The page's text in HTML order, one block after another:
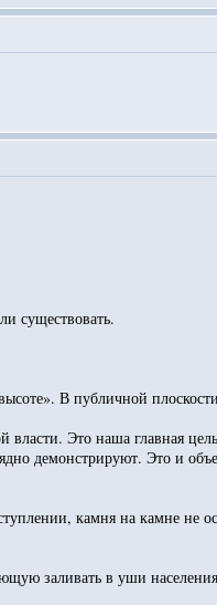
существовать.
В публичной
Это наша главная
демонстрируют. Это и
камня на камне не
заливать в уши